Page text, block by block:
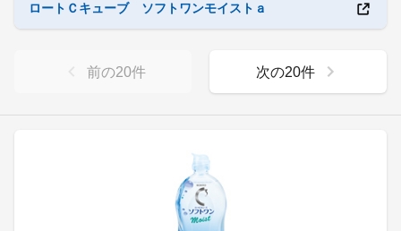
ロートＣキューブ ソフトワンモイストａ
前の20件 次の20件